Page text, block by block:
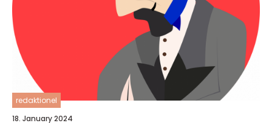
redaktionel
18. January 2024